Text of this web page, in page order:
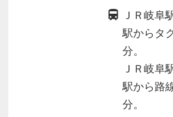
ＪＲ岐阜
駅からタ
分。
ＪＲ岐阜
駅から路
分。